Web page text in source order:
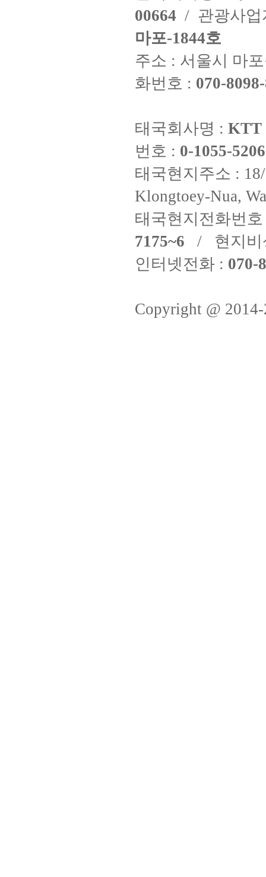
00664 / 관광사
마포-1844호
주소 : 서울시 마
화번호 : 070-
태국회사명 : KTT
번호 : 0-1055-
태국현지주소 :
Klongtoey-Nua,
태국현지전화번
7175~6 / 현지비
인터넷전화 : 070-
Copyright @